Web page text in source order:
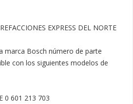
EXPRESS DEL NORTE
marca Bosch número de parte
con los siguientes modelos de
0 601 213 703